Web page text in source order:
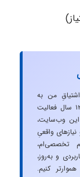
من به
دنیایِ HSE است. با بیش از ۱۳ سال فعالیت
وب‌سایت،
واقعیِ
تخصصی‌ام،
و به‌روز،
کنیم.